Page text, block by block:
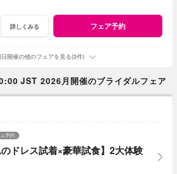
詳しくみる フェア予約
日開催の他のフェアを見る(3件)
JST 2026月開催のブライダルフェア
ドレス試着×豪華試食】2大体験
予約